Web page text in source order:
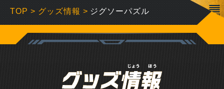
TOP > グッズ情報 > ジグソーパズル